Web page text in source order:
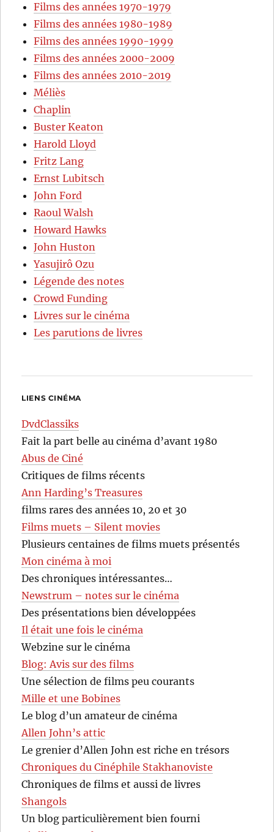
Films des années 1970-1979
Films des années 1980-1989
Films des années 1990-1999
Films des années 2000-2009
Films des années 2010-2019
Méliès
Chaplin
Buster Keaton
Harold Lloyd
Fritz Lang
Ernst Lubitsch
John Ford
Raoul Walsh
Howard Hawks
John Huston
Yasujirô Ozu
Légende des notes
Crowd Funding
Livres sur le cinéma
Les parutions de livres
LIENS CINÉMA
DvdClassiks
Fait la part belle au cinéma d’avant 1980
Abus de Ciné
Critiques de films récents
Ann Harding’s Treasures
films rares des années 10, 20 et 30
Films muets – Silent movies
Plusieurs centaines de films muets présentés
Mon cinéma à moi
Des chroniques intéressantes…
Newstrum – notes sur le cinéma
Des présentations bien développées
Il était une fois le cinéma
Webzine sur le cinéma
Blog: Avis sur des films
Une sélection de films peu courants
Mille et une Bobines
Le blog d’un amateur de cinéma
Allen John’s attic
Le grenier d’Allen John est riche en trésors
Chroniques du Cinéphile Stakhanoviste
Chroniques de films et aussi de livres
Shangols
Un blog particulièrement bien fourni